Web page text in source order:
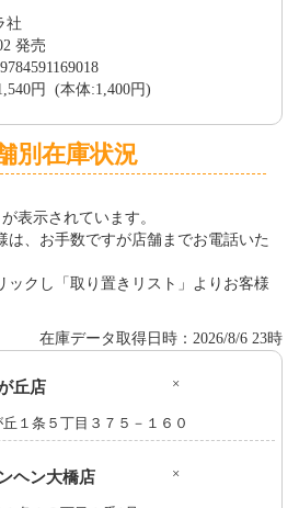
社
発売
円 (本体:1,400円)
別在庫状況
表示されています。
は、お手数ですが店舗までお電話いた
ックし「取り置きリスト」よりお客様
在庫データ取得日時：2026/8/6 23時
丘店 ×
１条５丁目３７５－１６０
ヘン大橋店 ×